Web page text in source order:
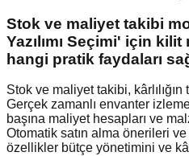
Stok ve maliyet takibi
Yazılımı Seçimi' için
hangi pratik faydaları
Stok ve maliyet takibi,
Gerçek zamanlı envanter
başına maliyet hesapları ve
Otomatik satın alma önerileri ve
özellikler bütçe yönetimini ve